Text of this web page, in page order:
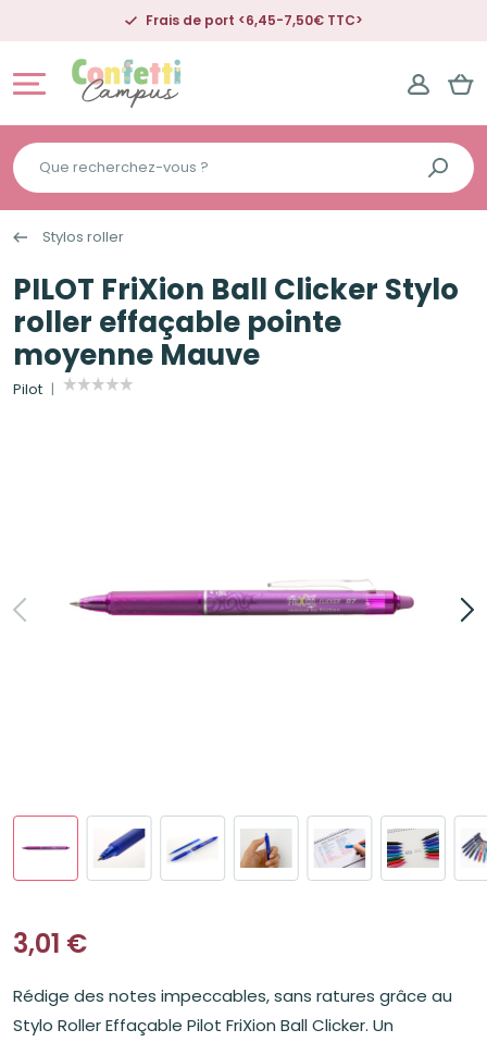
Frais de port <6,45-7,50€ TTC>
Que
recherchez-
vous
?
Stylos roller
PILOT FriXion Ball Clicker Stylo
roller effaçable pointe
moyenne Mauve
Pilot
3,01 €
Rédige des notes impeccables, sans ratures grâce au
Stylo Roller Effaçable Pilot FriXion Ball Clicker. Un